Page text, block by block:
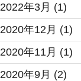
2022年3月 (1)
2020年12月 (1)
2020年11月 (1)
2020年9月 (2)